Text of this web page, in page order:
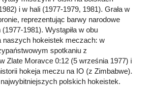
i w hali (1977-1979, 1981). Grała w
reprezentując barwy narodowe
1981). Wystąpiła w obu
naszych hokeistek meczach: w
spotkaniu z
Zlate Moravce 0:12 (5 września 1977) i
hokeja meczu na IO (z Zimbabwe).
polskich hokeistek.